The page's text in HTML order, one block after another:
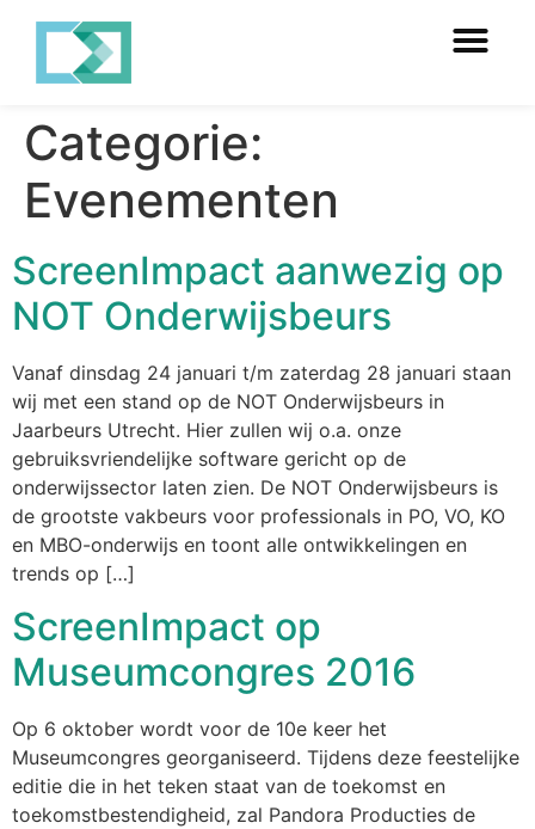
Categorie:
Evenementen
ScreenImpact aanwezig op
NOT Onderwijsbeurs
Vanaf dinsdag 24 januari t/m zaterdag 28 januari staan
wij met een stand op de NOT Onderwijsbeurs in
Jaarbeurs Utrecht. Hier zullen wij o.a. onze
gebruiksvriendelijke software gericht op de
onderwijssector laten zien. De NOT Onderwijsbeurs is
de grootste vakbeurs voor professionals in PO, VO, KO
en MBO-onderwijs en toont alle ontwikkelingen en
trends op […]
ScreenImpact op
Museumcongres 2016
Op 6 oktober wordt voor de 10e keer het
Museumcongres georganiseerd. Tijdens deze feestelijke
editie die in het teken staat van de toekomst en
toekomstbestendigheid, zal Pandora Producties de